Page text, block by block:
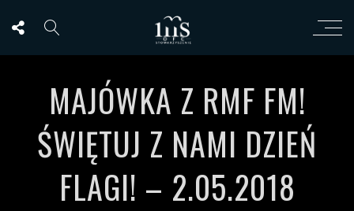
MAJÓWKA Z RMF FM!
ŚWIĘTUJ Z NAMI DZIEŃ
FLAGI! – 2.05.2018